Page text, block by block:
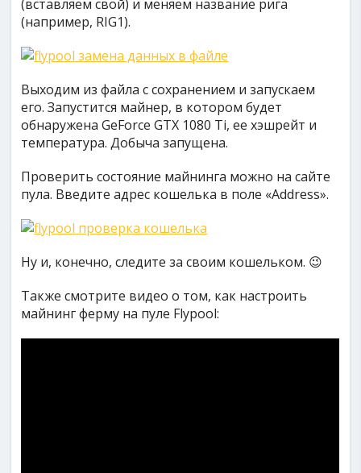
(вставляем свой) и меняем название рига
(например, RIG1).
Выходим из файла с сохранением и запускаем
его. Запустится майнер, в котором будет
обнаружена GeForce GTX 1080 Ti, ее хэшрейт и
температура. Добыча запущена.
Проверить состояние майнинга можно на сайте
пула. Введите адрес кошелька в поле «Address».
Ну и, конечно, следите за своим кошельком. 😉
Также смотрите видео о том, как настроить
майнинг ферму на пуле Flypool: